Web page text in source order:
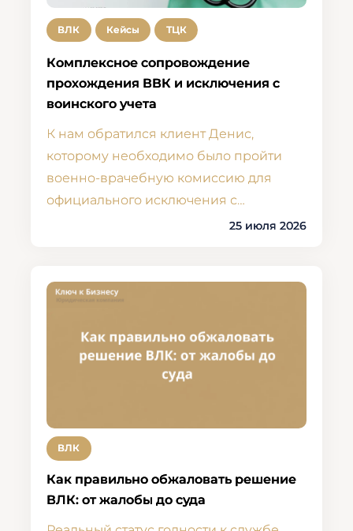
ВЛК Кейсы ТЦК
Комплексное сопровождение
прохождения ВВК и исключения с
воинского учета
К нам обратился клиент Денис,
которому необходимо было пройти
военно-врачебную комиссию для
официального исключения с…
25 июля 2026
ВЛК
Как правильно обжаловать решение
ВЛК: от жалобы до суда